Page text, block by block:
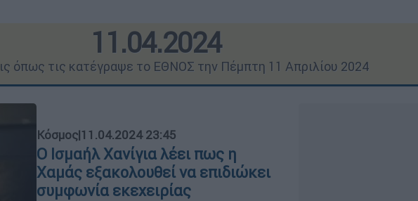
11.04.2024
όπως τις κατέγραψε το ΕΘΝΟΣ την Πέμπτη 11 Απριλίου 2024
Κόσμος|11.04.2024 23:45
Ο Ισμαήλ Χανίγια λέει πως η
Χαμάς εξακολουθεί να επιδιώκει
συμφωνία εκεχειρίας